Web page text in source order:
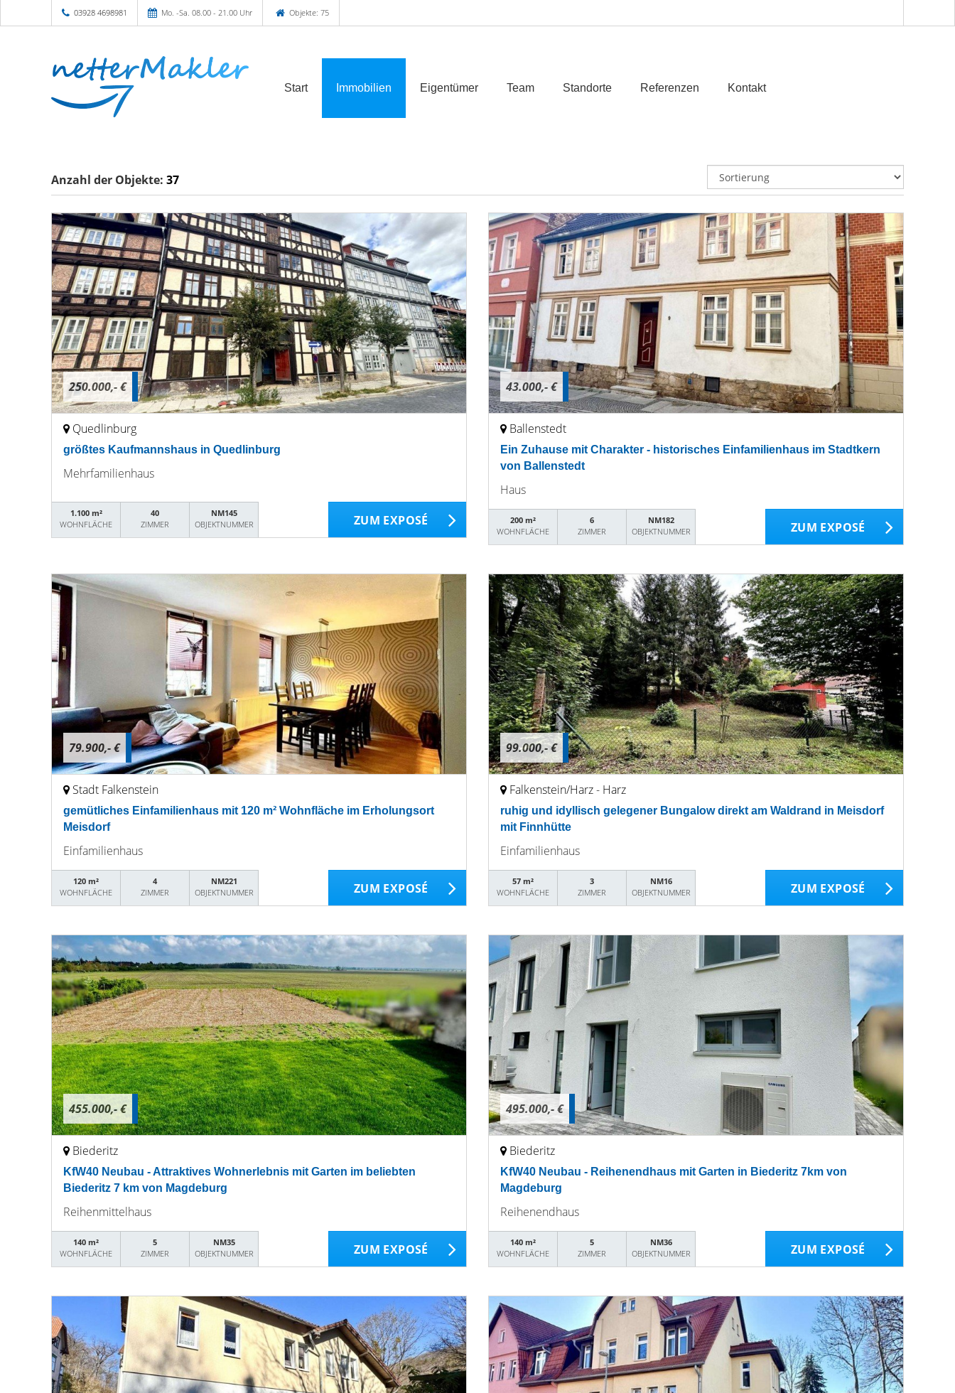
03928 4698981 Mo. -Sa. 08.00 - 21.00 Uhr Objekte: 75
Start Immobilien Eigentümer Team Standorte Referenzen Kontakt
Anzahl der Objekte: 37
250.000,- €
Quedlinburg
größtes Kaufmannshaus in Quedlinburg
Mehrfamilienhaus
1.100 m²
WOHNFLÄCHE
40
ZIMMER
NM145
OBJEKTNUMMER
ZUM EXPOSÉ
43.000,- €
Ballenstedt
Ein Zuhause mit Charakter - historisches Einfamilienhaus im Stadtkern
von Ballenstedt
Haus
200 m²
WOHNFLÄCHE
6
ZIMMER
NM182
OBJEKTNUMMER
ZUM EXPOSÉ
79.900,- €
Stadt Falkenstein
gemütliches Einfamilienhaus mit 120 m² Wohnfläche im Erholungsort
Meisdorf
Einfamilienhaus
120 m²
WOHNFLÄCHE
4
ZIMMER
NM221
OBJEKTNUMMER
ZUM EXPOSÉ
99.000,- €
Falkenstein/Harz - Harz
ruhig und idyllisch gelegener Bungalow direkt am Waldrand in Meisdorf
mit Finnhütte
Einfamilienhaus
57 m²
WOHNFLÄCHE
3
ZIMMER
NM16
OBJEKTNUMMER
ZUM EXPOSÉ
455.000,- €
Biederitz
KfW40 Neubau - Attraktives Wohnerlebnis mit Garten im beliebten
Biederitz 7 km von Magdeburg
Reihenmittelhaus
140 m²
WOHNFLÄCHE
5
ZIMMER
NM35
OBJEKTNUMMER
ZUM EXPOSÉ
495.000,- €
Biederitz
KfW40 Neubau - Reihenendhaus mit Garten in Biederitz 7km von
Magdeburg
Reihenendhaus
140 m²
WOHNFLÄCHE
5
ZIMMER
NM36
OBJEKTNUMMER
ZUM EXPOSÉ